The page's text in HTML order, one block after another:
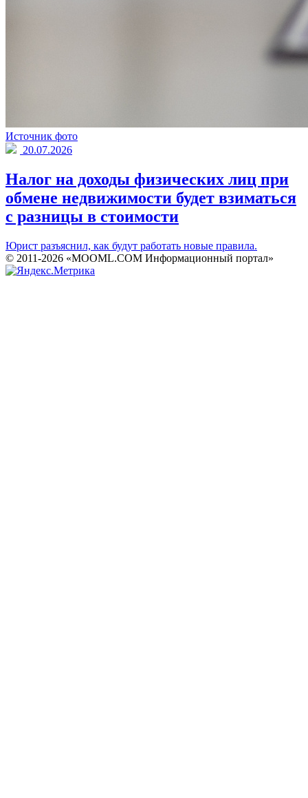
Источник фото
20.07.2026
Налог на доходы физических лиц при
обмене недвижимости будет взиматься
с разницы в стоимости
Юрист разъяснил, как будут работать новые правила.
© 2011-2026 «MOOML.COM Информационный портал»